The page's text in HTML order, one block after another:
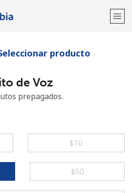
cuenta?Inicia sesión →
producto
de Voz
prepagados.
⁦$10⁩
⁦$50⁩